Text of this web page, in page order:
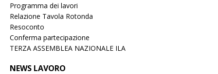
Programma dei lavori
Relazione Tavola Rotonda
Resoconto
Conferma partecipazione
TERZA ASSEMBLEA NAZIONALE ILA
NEWS LAVORO